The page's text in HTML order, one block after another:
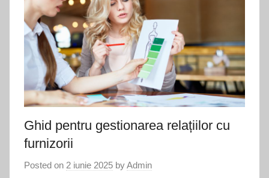
Ghid pentru gestionarea relațiilor cu
furnizorii
Posted on 2 iunie 2025 byAdmin